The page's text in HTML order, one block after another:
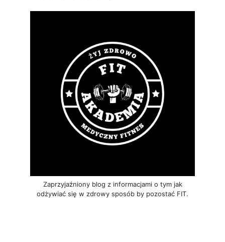
Zaprzyjaźniony blog z informacjami o tym jak
odżywiać się w zdrowy sposób by pozostać FIT.